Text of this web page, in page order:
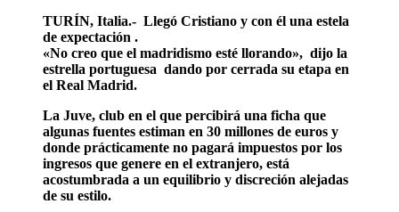
TURÍN, Italia.- Llegó Cristiano y con él una estela
de expectación .
«No creo que el madridismo esté llorando», dijo la
estrella portuguesa dando por cerrada su etapa en
el Real Madrid.
La Juve, club en el que percibirá una ficha que
algunas fuentes estiman en 30 millones de euros y
donde prácticamente no pagará impuestos por los
ingresos que genere en el extranjero, está
acostumbrada a un equilibrio y discreción alejadas
de su estilo.